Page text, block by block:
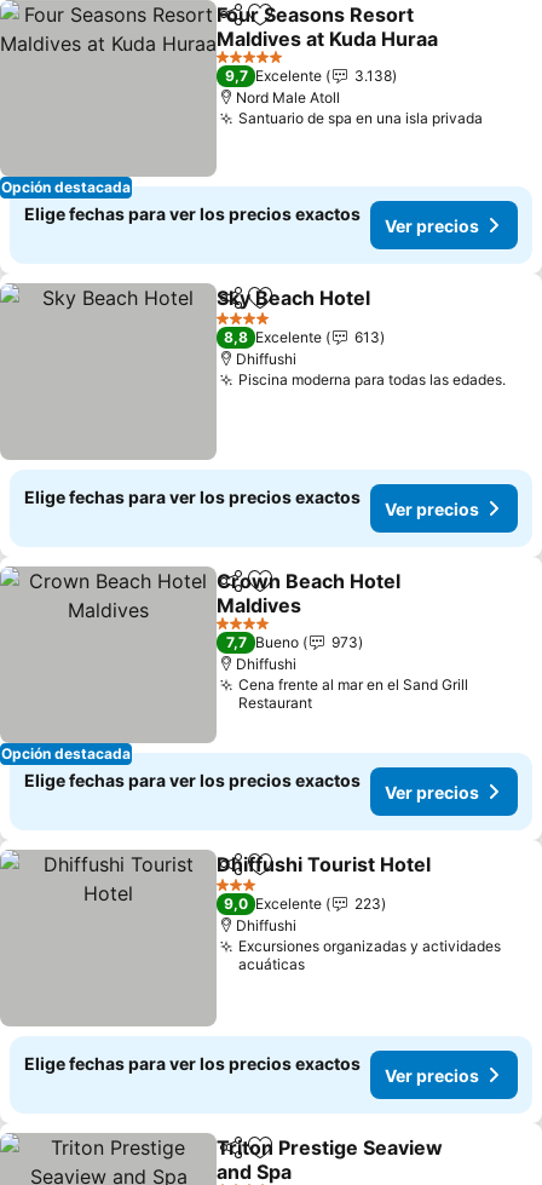
Opción destacada
CompartirAgregar a favoritos
Four Seasons Resort
Maldives at Kuda Huraa
5 Estrellas
9,7 Excelente
3.138
Nord Male Atoll
Santuario de spa en una isla privada
Elige fechas para ver los precios exactos
Ver precios
CompartirAgregar a favoritos
Sky Beach Hotel
4 Estrellas
8,8 Excelente
613
Dhiffushi
Piscina moderna para todas las edades.
Elige fechas para ver los precios exactos
Ver precios
Opción destacada
CompartirAgregar a favoritos
Crown Beach Hotel
Maldives
4 Estrellas
7,7 Bueno
973
Dhiffushi
Cena frente al mar en el Sand Grill
Restaurant
Elige fechas para ver los precios exactos
Ver precios
CompartirAgregar a favoritos
Dhiffushi Tourist Hotel
3 Estrellas
9,0 Excelente
223
Dhiffushi
Excursiones organizadas y actividades
acuáticas
Elige fechas para ver los precios exactos
Ver precios
Compartir
Agregar a favoritos
Triton Prestige Seaview
and Spa